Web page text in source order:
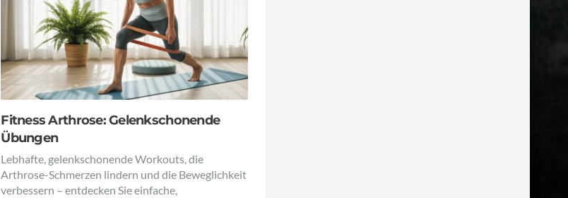
Fitness Arthrose: Gelenkschonende
Übungen
Lebhafte, gelenkschonende Workouts, die
Arthrose-Schmerzen lindern und die Beweglichkeit
verbessern – entdecken Sie einfache,